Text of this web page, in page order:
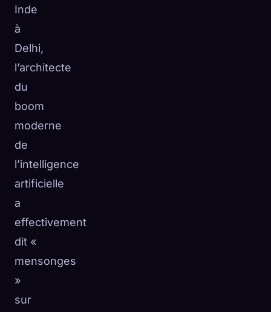
Inde
à
Delhi,
l’architecte
du
boom
moderne
de
l’intelligence
artificielle
a
effectivement
dit «
mensonges
»
sur